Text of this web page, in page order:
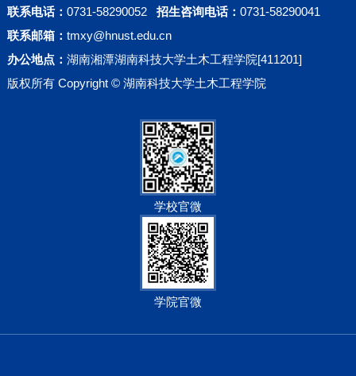
联系电话： 0731-58290052 招生咨询电话： 0731-58290041
联系邮箱： tmxy@hnust.edu.cn
办公地点： 湖南湘潭湖南科技大学土木工程学院[411201]
版权所有 Copyright © 湖南科技大学土木工程学院
学校官微
学院官微